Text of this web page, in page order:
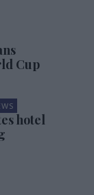
Cup
hotel